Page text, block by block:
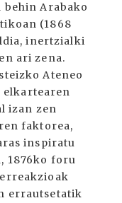
Arabako
(1868
inertzialki
ari zena.
Ateneo
izan zen
faktorea,
inspiratu
1876ko foru
errautsetatik